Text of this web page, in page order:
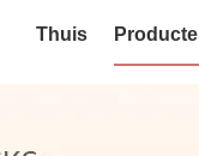
Thuis